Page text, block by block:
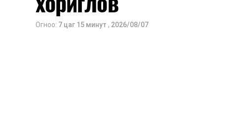
Оюутны дотуур байр
2026 оны 9 дүгээр сарын 13-наас
Огноо: 7 цаг 15 минут , 2026/08/07